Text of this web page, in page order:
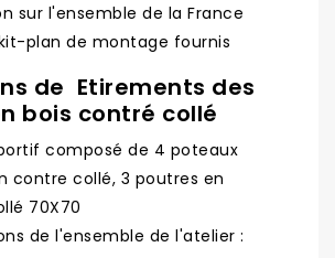
sur l'ensemble de la France
plan de montage fournis
de Etirements des
bois contré collé
composé de 4 poteaux
contre collé, 3 poutres en
70X70
de l'ensemble de l'atelier :